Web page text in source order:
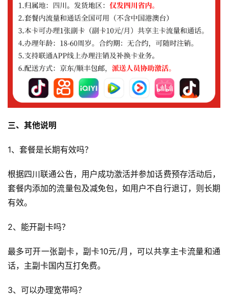
识
门
章
手
机
资
三、其他说明
1、套餐是长期有效吗？
根据四川联通公告，用户成功激活并参加话费预存活动后，
套餐内添加的流量包及减免包，如用户不自行退订，则长期
有效。
2、能开副卡吗？
最多可开一张副卡，副卡10元/月，可以共享主卡流量和通
话，主副卡国内互打免费。
3、可以办理宽带吗？